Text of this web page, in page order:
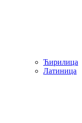
Ћирилица
Латиница